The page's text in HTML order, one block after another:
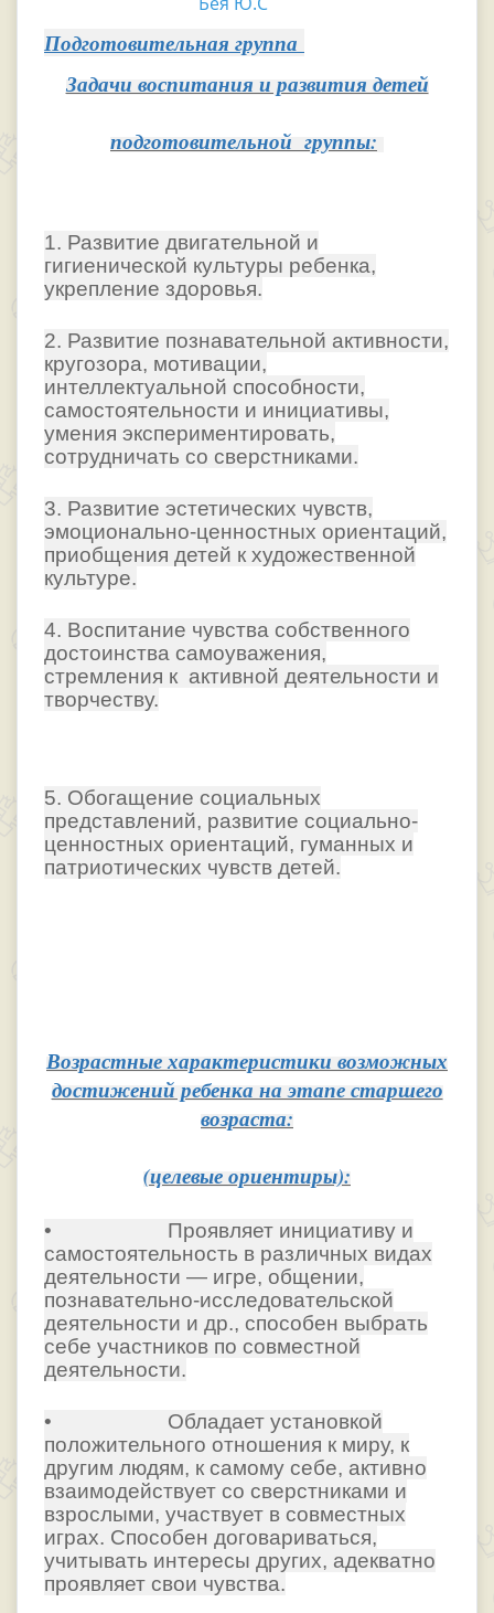
Подготовительная группа
Задачи воспитания и развития детей
подготовительной группы:
1. Развитие двигательной и
гигиенической культуры ребенка,
укрепление здоровья.
2. Развитие познавательной активности,
кругозора, мотивации,
интеллектуальной способности,
самостоятельности и инициативы,
умения экспериментировать,
сотрудничать со сверстниками.
3. Развитие эстетических чувств,
эмоционально-ценностных ориентаций,
приобщения детей к художественной
культуре.
4. Воспитание чувства собственного
достоинства самоуважения,
стремления к активной деятельности и
творчеству.
5. Обогащение социальных
представлений, развитие социально-
ценностных ориентаций, гуманных и
патриотических чувств детей.
Возрастные характеристики возможных
достижений ребенка на этапе старшего
возраста:
(целевые ориентиры):
• Проявляет инициативу и
самостоятельность в различных видах
деятельности — игре, общении,
познавательно-исследовательской
деятельности и др., способен выбрать
себе участников по совместной
деятельности.
• Обладает установкой
положительного отношения к миру, к
другим людям, к самому себе, активно
взаимодействует со сверстниками и
взрослыми, участвует в совместных
играх. Способен договариваться,
учитывать интересы других, адекватно
проявляет свои чувства.